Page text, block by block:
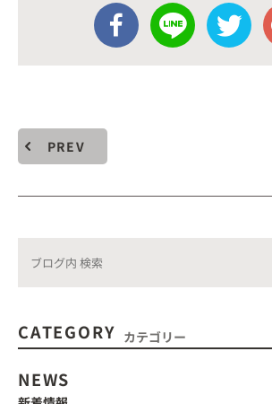
PREV
CATEGORY カテゴリー
NEWS